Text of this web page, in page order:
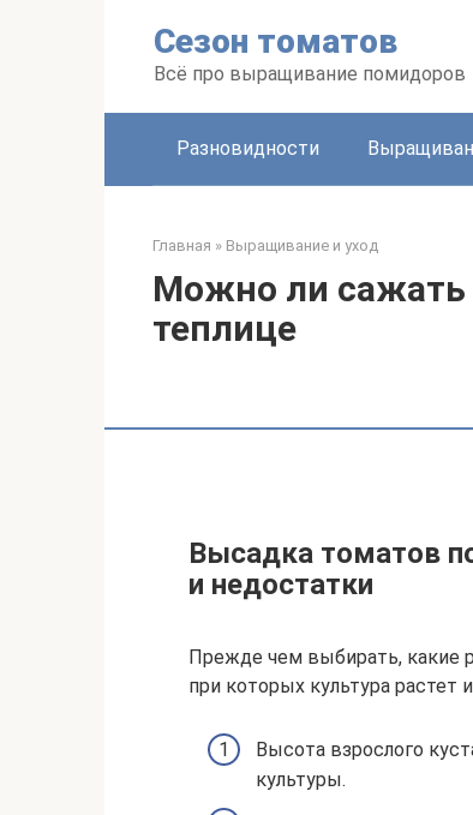
Сезон томатов
Всё про выращивание помидоров
Разновидности
Главная » Выращивание и уход
Можно ли сажать
теплице
Высадка томатов
и недостатки
Прежде чем выбирать, какие
при которых культура растет
Высота взрослого
культуры.